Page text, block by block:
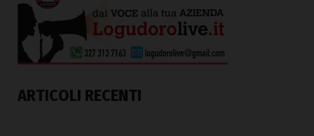
ARTICOLI RECENTI